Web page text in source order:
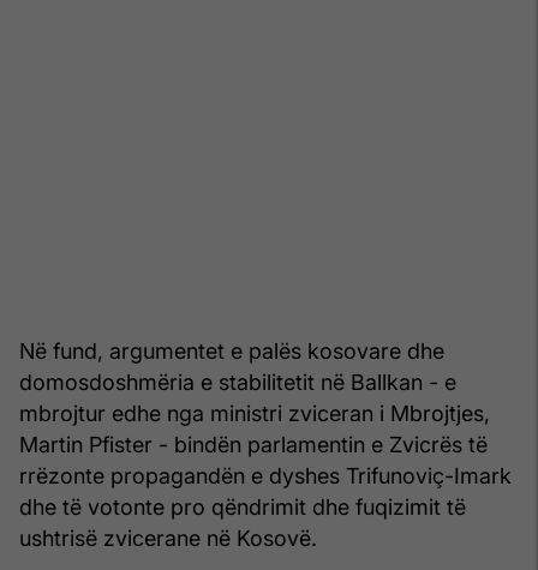
Në fund, argumentet e palës kosovare dhe
domosdoshmëria e stabilitetit në Ballkan - e
mbrojtur edhe nga ministri zviceran i Mbrojtjes,
Martin Pfister - bindën parlamentin e Zvicrës të
rrëzonte propagandën e dyshes Trifunoviç-Imark
dhe të votonte pro qëndrimit dhe fuqizimit të
ushtrisë zvicerane në Kosovë.